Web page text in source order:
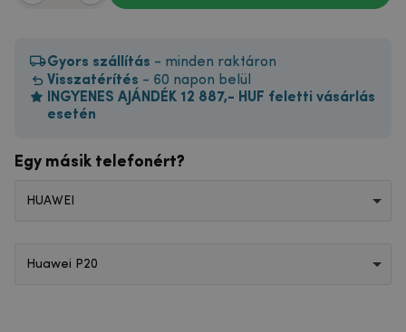
Gyors szállítás - minden raktáron
Visszatérítés - 60 napon belül
INGYENES AJÁNDÉK 12 887,- HUF feletti vásárlás
esetén
Egy másik telefonért?
HUAWEI
Huawei P20